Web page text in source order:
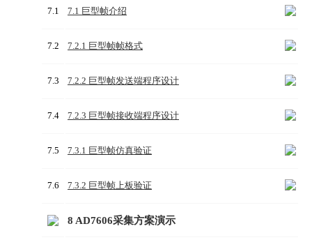
7.1 7.1 巨型帧介绍
7.2 7.2.1 巨型帧帧格式
7.3 7.2.2 巨型帧发送端程序设计
7.4 7.2.3 巨型帧接收端程序设计
7.5 7.3.1 巨型帧仿真验证
7.6 7.3.2 巨型帧上板验证
8 AD7606采集方案演示